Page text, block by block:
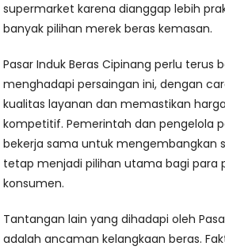
supermarket karena dianggap lebih
banyak pilihan merek beras kemasan.
Pasar Induk Beras Cipinang perlu terus
menghadapi persaingan ini, dengan
kualitas layanan dan memastikan
kompetitif. Pemerintah dan pengelola
bekerja sama untuk mengembangkan
tetap menjadi pilihan utama bagi para
konsumen.
Tantangan lain yang dihadapi oleh
adalah ancaman kelangkaan beras.